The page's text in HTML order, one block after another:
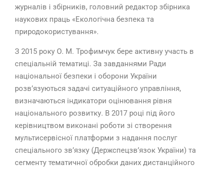
журналів і збірників, головний редактор збірника
наукових праць «Екологічна безпека та
природокористування».
З 2015 року О. М. Трофимчук бере активну участь в
спеціальній тематиці. За завданнями Ради
національної безпеки і оборони України
розв’язуються задачі ситуаційного управління,
визначаються індикатори оцінювання рівня
національного розвитку. В 2017 році під його
керівництвом виконані роботи зі створення
мультисервісної платформи з надання послуг
спеціального зв’язку (Держспецзв’язок України) та
сегменту тематичної обробки даних дистанційного